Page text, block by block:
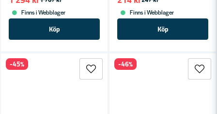
Finns i Webblager
Köp
Finns i Webblager
Köp
-45% -46%